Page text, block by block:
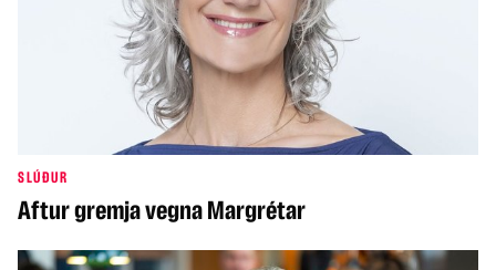
SLÚÐUR
Aftur gremja vegna Margrétar